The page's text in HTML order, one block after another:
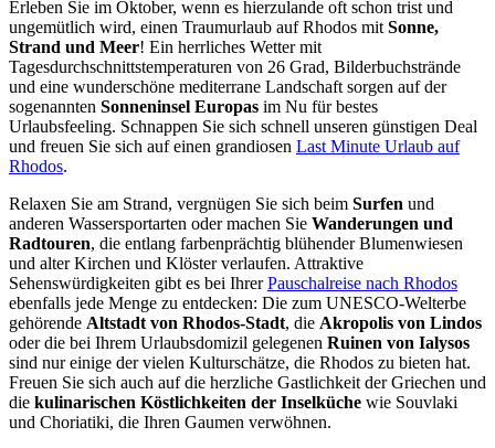
Erleben Sie im Oktober, wenn es hierzulande oft schon trist und
ungemütlich wird, einen Traumurlaub auf Rhodos mit Sonne,
Strand und Meer! Ein herrliches Wetter mit
Tagesdurchschnittstemperaturen von 26 Grad, Bilderbuchstrände
und eine wunderschöne mediterrane Landschaft sorgen auf der
sogenannten Sonneninsel Europas im Nu für bestes
Urlaubsfeeling. Schnappen Sie sich schnell unseren günstigen Deal
und freuen Sie sich auf einen grandiosen Last Minute Urlaub auf
Rhodos.
Relaxen Sie am Strand, vergnügen Sie sich beim Surfen und
anderen Wassersportarten oder machen Sie Wanderungen und
Radtouren, die entlang farbenprächtig blühender Blumenwiesen
und alter Kirchen und Klöster verlaufen. Attraktive
Sehenswürdigkeiten gibt es bei IhrerPauschalreise nach Rhodos
ebenfalls jede Menge zu entdecken: Die zum UNESCO-Welterbe
gehörende Altstadt von Rhodos-Stadt, die Akropolis von Lindos
oder die bei Ihrem Urlaubsdomizil gelegenen Ruinen von Ialysos
sind nur einige der vielen Kulturschätze, die Rhodos zu bieten hat.
Freuen Sie sich auch auf die herzliche Gastlichkeit der Griechen und
die kulinarischen Köstlichkeiten der Inselküche wie Souvlaki
und Choriatiki, die Ihren Gaumen verwöhnen.